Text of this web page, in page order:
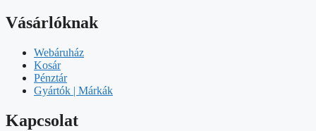
Vásárlóknak
Webáruház
Kosár
Pénztár
Gyártók | Márkák
Kapcsolat